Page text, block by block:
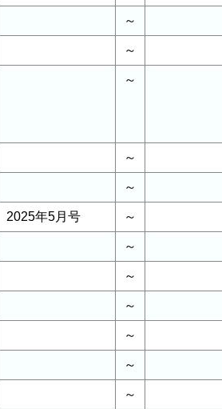
～
～
～
～
～
2025年5月号 ～
～
～
～
～
～
～